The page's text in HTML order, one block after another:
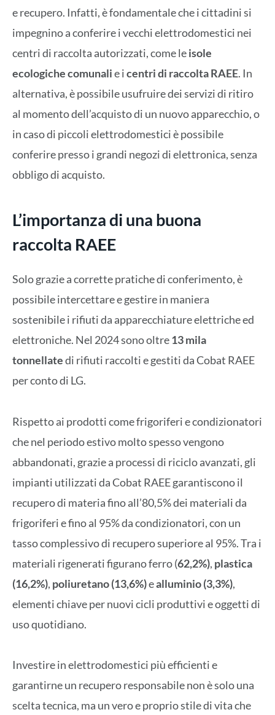
e recupero. Infatti, è fondamentale che i cittadini si
impegnino a conferire i vecchi elettrodomestici nei
centri di raccolta autorizzati, come leisole
ecologiche comunalie icentri di raccolta RAEE. In
alternativa, è possibile usufruire dei servizi di ritiro
al momento dell’acquisto di un nuovo apparecchio, o
in caso di piccoli elettrodomestici è possibile
conferire presso i grandi negozi di elettronica, senza
obbligo di acquisto.
L’importanza di una buona
raccolta RAEE
Solo grazie a corrette pratiche di conferimento, è
possibile intercettare e gestire in maniera
sostenibile i rifiuti da apparecchiature elettriche ed
elettroniche. Nel 2024 sono oltre13 mila
tonnellatedi rifiuti raccolti e gestiti da Cobat RAEE
per conto di LG.
Rispetto ai prodotti come frigoriferi e condizionatori
che nel periodo estivo molto spesso vengono
abbandonati, grazie a processi di riciclo avanzati, gli
impianti utilizzati da Cobat RAEE garantiscono il
recupero di materia fino all’80,5% dei materiali da
frigoriferi e fino al 95% da condizionatori, con un
tasso complessivo di recupero superiore al 95%. Tra i
materiali rigenerati figurano ferro (62,2%), plastica
(16,2%), poliuretano (13,6%)ealluminio (3,3%),
elementi chiave per nuovi cicli produttivi e oggetti di
uso quotidiano.
Investire in elettrodomestici più efficienti e
garantirne un recupero responsabile non è solo una
scelta tecnica, ma un vero e proprio stile di vita che